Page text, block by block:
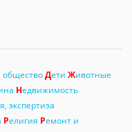
обществоДети Животные
Недвижимость
экспертиза
Религия Ремонт и